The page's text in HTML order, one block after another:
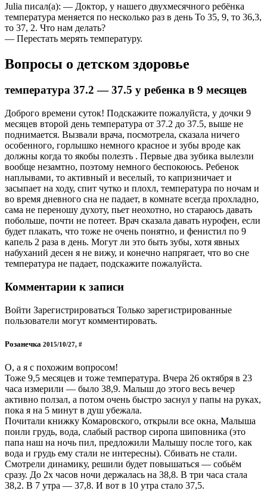
Julia писал(а): — Доктор, у нашего двухмесячного ребёнка
температура меняется по несколько раз в день То 35, 9, то 36,3,
то 37, 2. Что нам делать?
— Перестать мерять температуру.
Вопросы о детском здоровье
температура 37.2 — 37.5 у ребенка в 9 месяцев
Доброго времени суток! Подскажите пожалуйста, у дочки 9
месяцев второй день температура от 37.2 до 37.5, выше не
поднимается. Вызвали врача, посмотрела, сказала ничего
особенного, горлышко немного красное и зубы вроде как
должны когда то якобы полезть . Первые два зубика вылезли
вообще незамтно, поэтому немного беспокоюсь. Ребенок
наплывами, то активный и веселый, то капризничает и
засыпает на ходу, спит чутко и плохл, температура по ночам и
во время дневного сна не падает, в комнате всегда прохладно,
сама не переношу духоту, пьет неохотно, но стараюсь давать
побольше, почти не потеет. Врач сказала давать нурофен, если
будет плакать, что тоже не очень понятно, и фенистил по 9
капель 2 раза в день. Могут ли это быть зубы, хотя явных
набуханий десен я не вижу, и конечно напрягает, что во сне
температура не падает, подскажите пожалуйста.
Комментарии к записи
Войти Зарегистрироваться Только зарегистрированные
пользователи могут комментировать.
Розанечка 2015/10/27, #
О, а я с похожим вопросом!
Тоже 9,5 месяцев и тоже температура. Вчера 26 октября в 23
часа измерили — было 38,9. Малыш до этого весь вечер
активно ползал, а потом очень быстро заснул у папы на руках,
пока я на 5 минут в душ убежала.
Почитали книжку Комаровского, открыли все окна, Малыша
поили грудь, вода, слабый раствор сиропа шиповника (это
папа наш на ночь пил, предложили Малышу после того, как
вода и грудь ему стали не интересны). Сбивать не стали.
Смотрели динамику, решили будет повышаться — собьём
сразу. До 2х часов ночи держалась на 38,8. В три часа стала
38,2. В 7 утра — 37,8. И вот в 10 утра стало 37,5.